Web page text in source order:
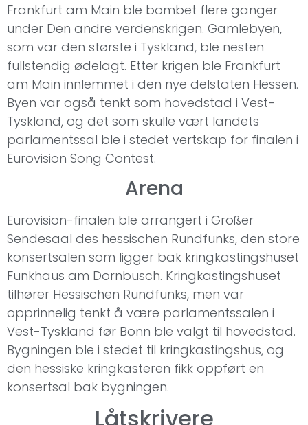
Frankfurt am Main ble bombet flere ganger
under Den andre verdenskrigen. Gamlebyen,
som var den største i Tyskland, ble nesten
fullstendig ødelagt. Etter krigen ble Frankfurt
am Main innlemmet i den nye delstaten Hessen.
Byen var også tenkt som hovedstad i Vest-
Tyskland, og det som skulle vært landets
parlamentssal ble i stedet vertskap for finalen i
Eurovision Song Contest.
Arena
Eurovision-finalen ble arrangert i Großer
Sendesaal des hessischen Rundfunks, den store
konsertsalen som ligger bak kringkastingshuset
Funkhaus am Dornbusch. Kringkastingshuset
tilhører Hessischen Rundfunks, men var
opprinnelig tenkt å være parlamentssalen i
Vest-Tyskland før Bonn ble valgt til hovedstad.
Bygningen ble i stedet til kringkastingshus, og
den hessiske kringkasteren fikk oppført en
konsertsal bak bygningen.
Låtskrivere